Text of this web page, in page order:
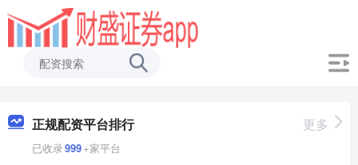
正规配资平台排行
已收录999+家平台
更多